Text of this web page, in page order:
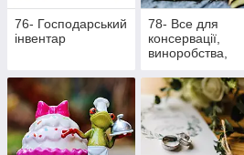
76- Господарський
інвентар
78- Все для
консервації,
виноробства,